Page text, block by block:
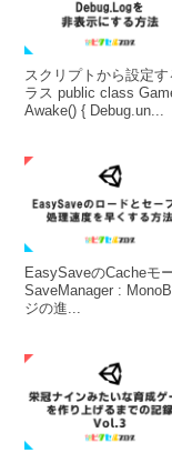
スクリプトから設定
ラス public class
Awake() { Debug.un...
EasySaveのCacheモ
SaveManager :
ジの進...